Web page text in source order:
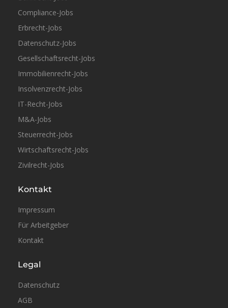
Compliance-Jobs
Erbrecht-Jobs
Datenschutz-Jobs
Gesellschaftsrecht-Jobs
Immobilienrecht-Jobs
Insolvenzrecht-Jobs
IT-Recht-Jobs
M&A-Jobs
Steuerrecht-Jobs
Wirtschaftsrecht-Jobs
Zivilrecht-Jobs
Kontakt
Impressum
Für Arbeitgeber
Kontakt
Legal
Datenschutz
AGB